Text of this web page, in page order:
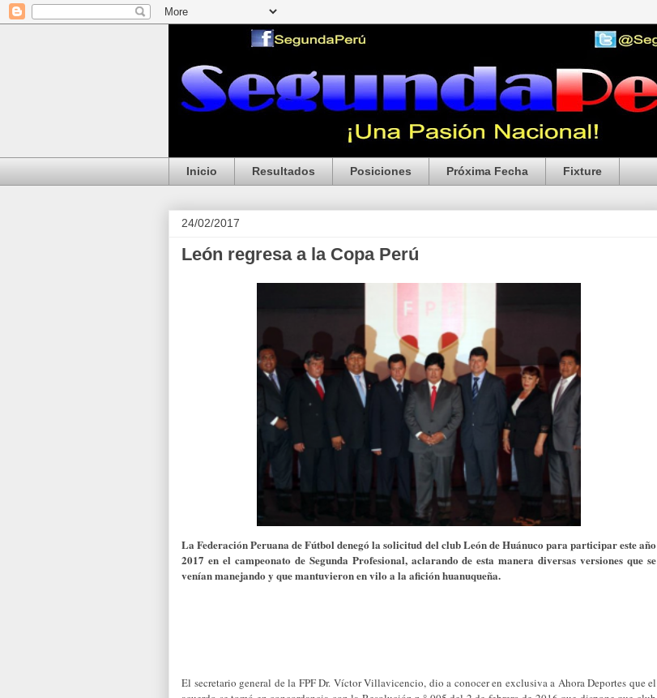
Inicio Resultados Posiciones Próxima Fecha Fixture
24/02/2017
León regresa a la Copa Perú
La Federación Peruana de Fútbol denegó la solicitud del club León de Huánuco para participar este año
2017 en el campeonato de Segunda Profesional, aclarando de esta manera diversas versiones que se
venían manejando y que mantuvieron en vilo a la afición huanuqueña.
El secretario general de la FPF Dr. Víctor Villavicencio, dio a conocer en exclusiva a Ahora Deportes que el